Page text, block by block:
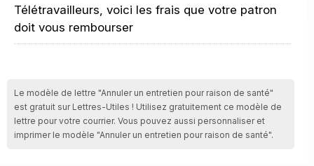
Télétravailleurs, voici les frais que votre patron
doit vous rembourser
Le modèle de lettre "Annuler un entretien pour raison de santé"
est gratuit sur Lettres-Utiles ! Utilisez gratuitement ce modèle de
lettre pour votre courrier. Vous pouvez aussi personnaliser et
imprimer le modèle "Annuler un entretien pour raison de santé".